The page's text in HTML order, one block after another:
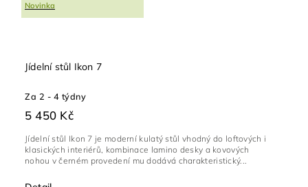
Novinka
Jídelní stůl Ikon 7
Za 2 - 4 týdny
5 450 Kč
Jídelní stůl Ikon 7 je moderní kulatý stůl vhodný do loftových i
klasických interiérů, kombinace lamino desky a kovových
nohou v černém provedení mu dodává charakteristický...